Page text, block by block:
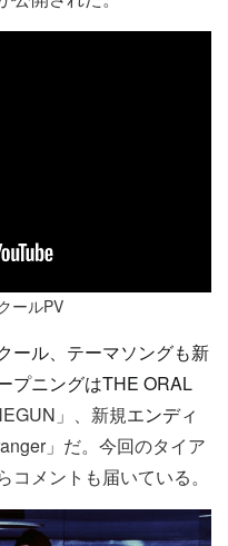
ールPV
ール、テーマソングも新
プニングはTHE ORAL
」、新規エンディ
」だ。今回のタイア
メントも届いている。